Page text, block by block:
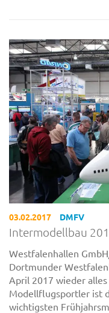
03.02.2017 DMFV
Intermodellbau
Westfalenhallen
Dortmunder
April 2017 wieder
Modellflugsportler ist
wichtigsten